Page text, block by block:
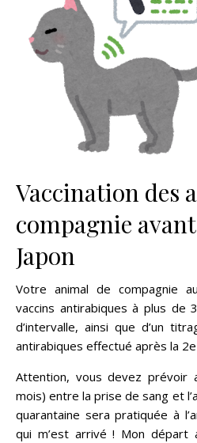
Vaccination des
compagnie
Japon
Votre animal de compagnie
vaccins antirabiques à plus de
d’intervalle, ainsi que d’un
antirabiques effectué après la 2e
Attention, vous devez prévoir
mois) entre la prise de sang et
quarantaine sera pratiquée à
qui m’est arrivé ! Mon départ